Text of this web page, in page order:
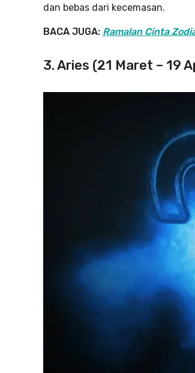
dan bebas dari kecemasan.
BACA JUGA: Ramalan Cinta
3. Aries (21 Maret – 19